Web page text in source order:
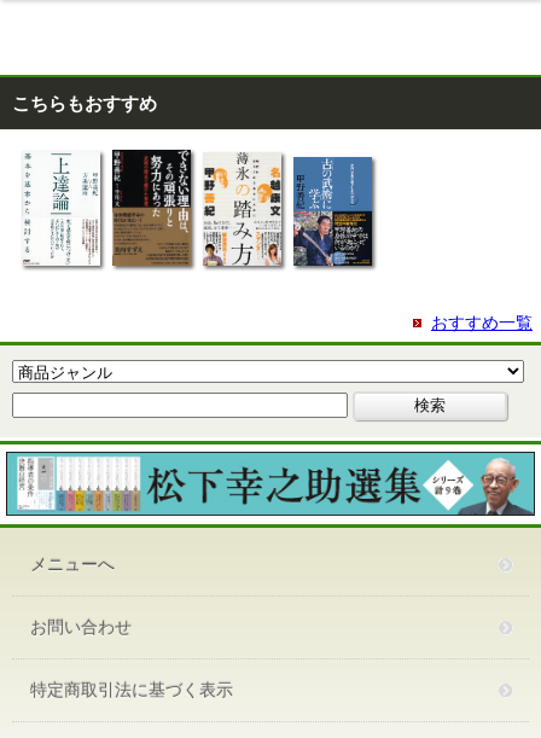
こちらもおすすめ
おすすめ一覧
メニューへ
お問い合わせ
特定商取引法に基づく表示